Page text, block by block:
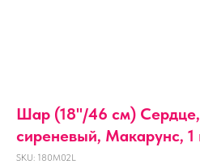
Шар (18''/46 см)
сиреневый, Макарунс, 1
SKU: 180M02L